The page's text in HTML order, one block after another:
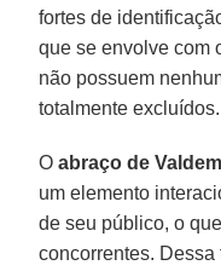
fortes de
que se envolve com
não possuem
totalmente excluídos.
Oabraço de
um elemento
de seu público, o
concorrentes. Dessa